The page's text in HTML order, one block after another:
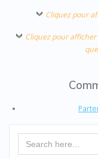
Cliquez pour
Cliquez pour